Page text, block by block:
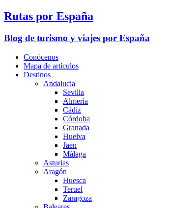
Rutas por España
Blog de turismo y viajes por España
Conócenos
Mapa de artículos
Destinos
Andalucia
Sevilla
Almería
Cádiz
Córdoba
Granada
Huelva
Jaen
Málaga
Asturias
Aragón
Huesca
Teruel
Zaragoza